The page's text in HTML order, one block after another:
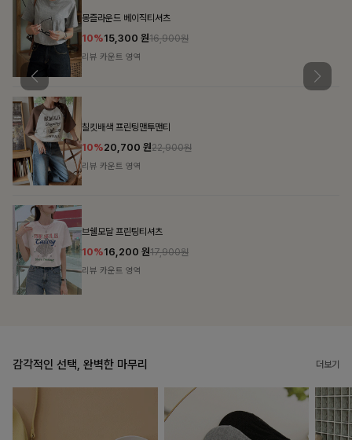
감각적인 선택, 완벽한 마무리 더보기